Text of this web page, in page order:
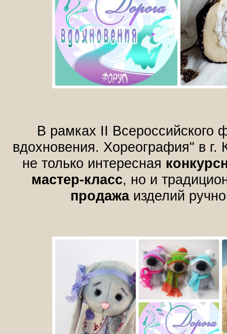
В рамках II Всероссийского
вдохновения. Хореография" в г.
не только интересная
мастер-класс, но и
продажаизделий